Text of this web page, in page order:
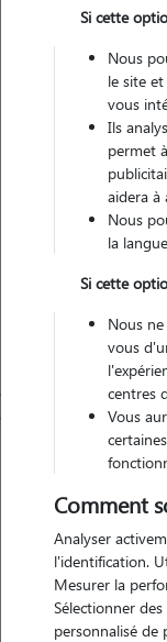
Véhiculé
Gardes réalisées
L'envoi
Motivation
Si cette
Nous
le site
vous
Ils
permet
aidera à
Nous
la
Si cette
Nous
vous
centres
Vous
Comment
Analyser
l'identification.
Mesurer la
Sélectionner
personnalisé de